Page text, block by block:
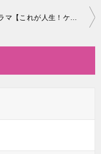
韓国ドラマ【これが人生！ケ・セラ・セラ】の相関図とキャスト情報